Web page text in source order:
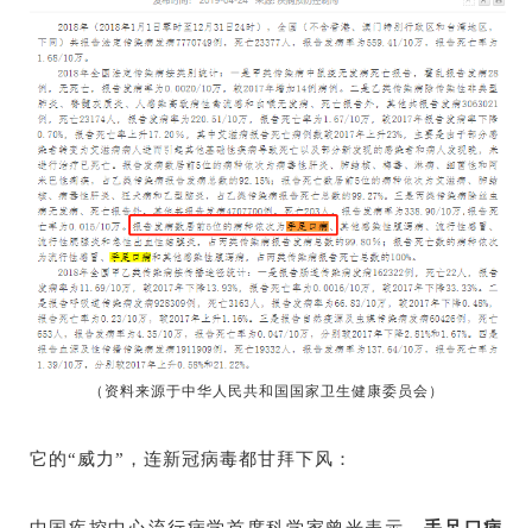
（资料来源于中华人民共和国国家卫生健康委员会）
它的“威力”，连新冠病毒都甘拜下风：